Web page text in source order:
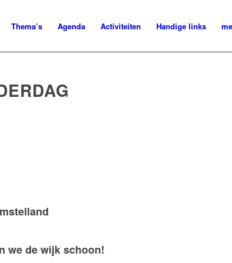
Thema’s Agenda Activiteiten Handige links
we de wijk schoon!